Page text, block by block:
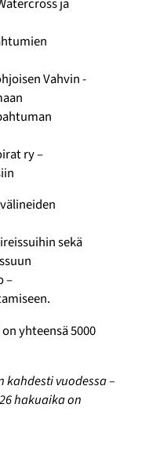
Vahvin -
ry –
sekä
–
yhteensä 5000
vuodessa –
hakuaika on